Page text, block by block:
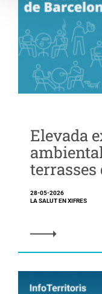
Elevada
terrasses
28-05-2026
LA SALUT EN XIFRES